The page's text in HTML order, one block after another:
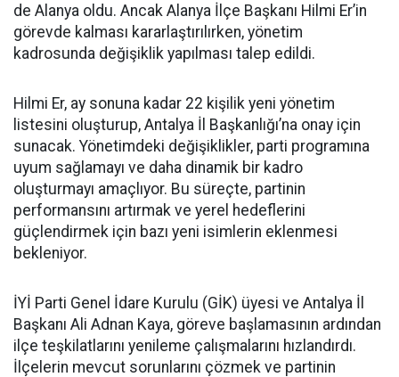
de Alanya oldu. Ancak Alanya İlçe Başkanı Hilmi Er’in
görevde kalması kararlaştırılırken, yönetim
kadrosunda değişiklik yapılması talep edildi.
Hilmi Er, ay sonuna kadar 22 kişilik yeni yönetim
listesini oluşturup, Antalya İl Başkanlığı’na onay için
sunacak. Yönetimdeki değişiklikler, parti programına
uyum sağlamayı ve daha dinamik bir kadro
oluşturmayı amaçlıyor. Bu süreçte, partinin
performansını artırmak ve yerel hedeflerini
güçlendirmek için bazı yeni isimlerin eklenmesi
bekleniyor.
İYİ Parti Genel İdare Kurulu (GİK) üyesi ve Antalya İl
Başkanı Ali Adnan Kaya, göreve başlamasının ardından
ilçe teşkilatlarını yenileme çalışmalarını hızlandırdı.
İlçelerin mevcut sorunlarını çözmek ve partinin